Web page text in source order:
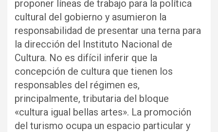
proponer líneas de trabajo para la política
cultural del gobierno y asumieron la
responsabilidad de presentar una terna para
la dirección del Instituto Nacional de
Cultura. No es difícil inferir que la
concepción de cultura que tienen los
responsables del régimen es,
principalmente, tributaria del bloque
«cultura igual bellas artes». La promoción
del turismo ocupa un espacio particular y